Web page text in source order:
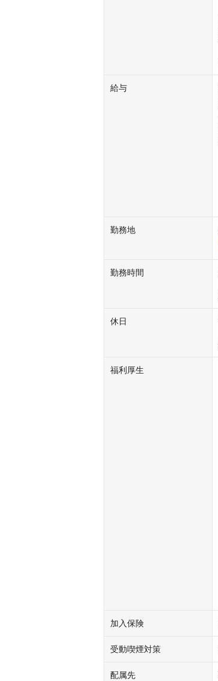
給与
勤務地
勤務時間
休日
福利厚生
加入保険
受動喫煙対策
配属先